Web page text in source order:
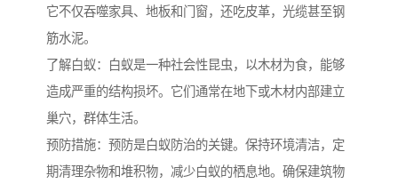
它不仅吞噬家具、地板和门窗，还吃皮革，光缆甚至钢
筋水泥。
了解白蚁：白蚁是一种社会性昆虫，以木材为食，能够
造成严重的结构损坏。它们通常在地下或木材内部建立
巢穴，群体生活。
预防措施：预防是白蚁防治的关键。保持环境清洁，定
期清理杂物和堆积物，减少白蚁的栖息地。确保建筑物